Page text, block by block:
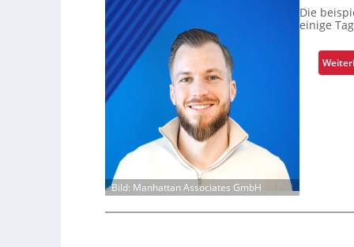
Bild: Manhattan Associates GmbH
Die
einige